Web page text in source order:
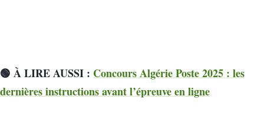
🟢 À LIRE AUSSI : Concours Algérie Poste 2025 : les
dernières instructions avant l’épreuve en ligne